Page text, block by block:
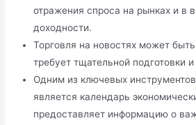
отражения спроса на рынках и в
доходности.
Торговля на новостях может
требует тщательной подготовки
Одним из ключевых
является календарь
предоставляет информацию о